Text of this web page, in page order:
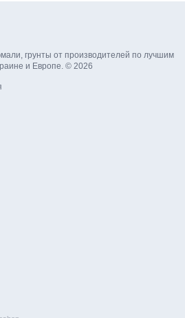
грунты от производителей по лучшим
и Европе. © 2026